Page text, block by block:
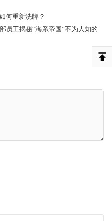
何重新洗牌？
员工揭秘“海系帝国”不为人知的